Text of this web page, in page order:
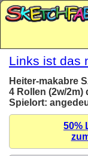
Links ist das
Heiter-makabre
4 Rollen (2w/2m)
Spielort:
50%